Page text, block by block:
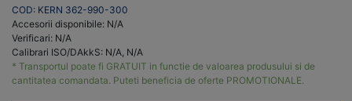
COD: KERN 362-990-300
Accesorii disponibile: N/A
Verificari: N/A
Calibrari ISO/DAkkS: N/A, N/A
* Transportul poate fi GRATUIT in functie de valoarea produsului si de
cantitatea comandata. Puteti beneficia de oferte PROMOTIONALE.